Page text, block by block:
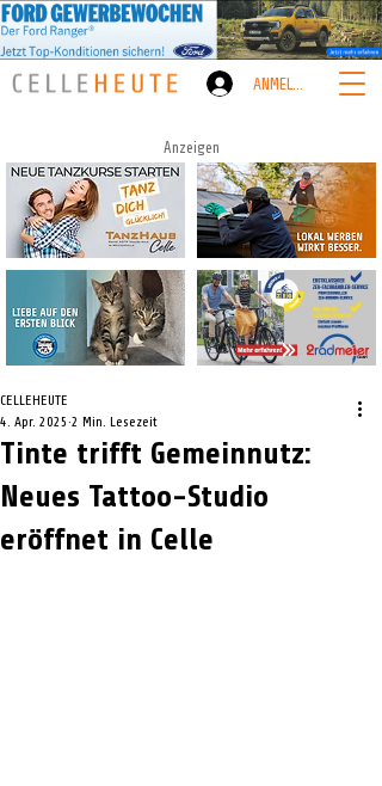
ANMELDEN
Anzeigen
Tinte trifft Gemeinnutz:
Neues Tattoo-Studio
eröffnet in Celle
CELLEHEUTE
4. Apr. 2025 2 Min. Lesezeit